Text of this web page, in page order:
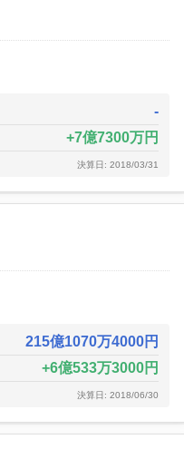
-
7億7300万円
決算日: 2018/03/31
215億1070万4000円
6億533万3000円
決算日: 2018/06/30